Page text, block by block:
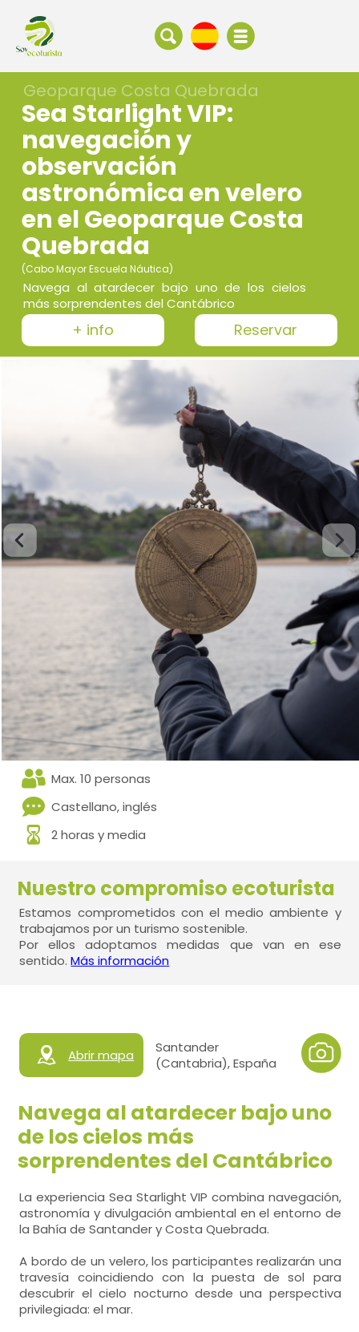
Geoparque Costa Quebrada
Sea Starlight VIP:
navegación y
observación
astronómica en velero
en el Geoparque Costa
Quebrada
(Cabo Mayor Escuela Náutica)
Navega al atardecer bajo uno de los cielos
más sorprendentes del Cantábrico
+ info Reservar
Max. 10 personas
Castellano, inglés
2 horas y media
Nuestro compromiso ecoturista
Estamos comprometidos con el medio ambiente y
trabajamos por un turismo sostenible.
Por ellos adoptamos medidas que van en ese
sentido.Más información
Abrir mapa
Santander
(Cantabria), España
Navega al atardecer bajo uno
de los cielos más
sorprendentes del Cantábrico
La experiencia Sea Starlight VIP combina navegación,
astronomía y divulgación ambiental en el entorno de
la Bahía de Santander y Costa Quebrada.
A bordo de un velero, los participantes realizarán una
travesía coincidiendo con la puesta de sol para
descubrir el cielo nocturno desde una perspectiva
privilegiada: el mar.